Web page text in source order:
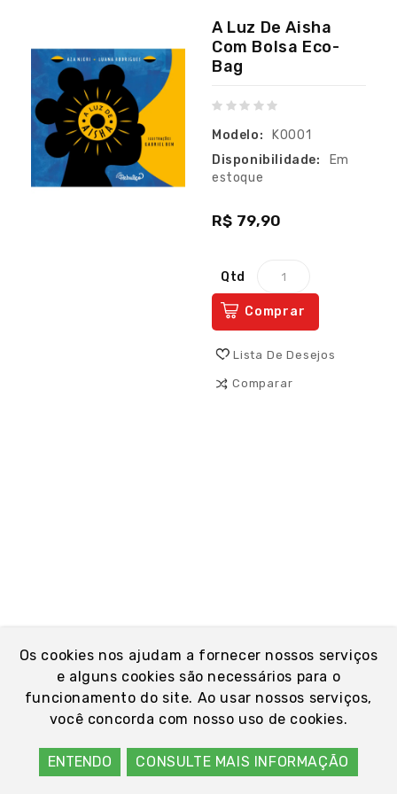
A Luz De Aisha
Com Bolsa Eco-
Bag
Modelo:
K0001
Disponibilidade:
Em
estoque
R$ 79,90
Qtd
Comprar
Lista De Desejos
Comparar
Os cookies nos ajudam a fornecer nossos serviços
e alguns cookies são necessários para o
funcionamento do site. Ao usar nossos serviços,
você concorda com nosso uso de cookies.
ENTENDO CONSULTE MAIS INFORMAÇÃO